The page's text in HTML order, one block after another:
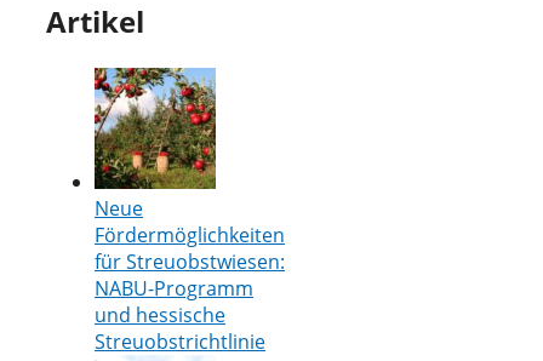
Artikel
Neue
Fördermöglichkeiten
für Streuobstwiesen:
NABU-Programm
und hessische
Streuobstrichtlinie